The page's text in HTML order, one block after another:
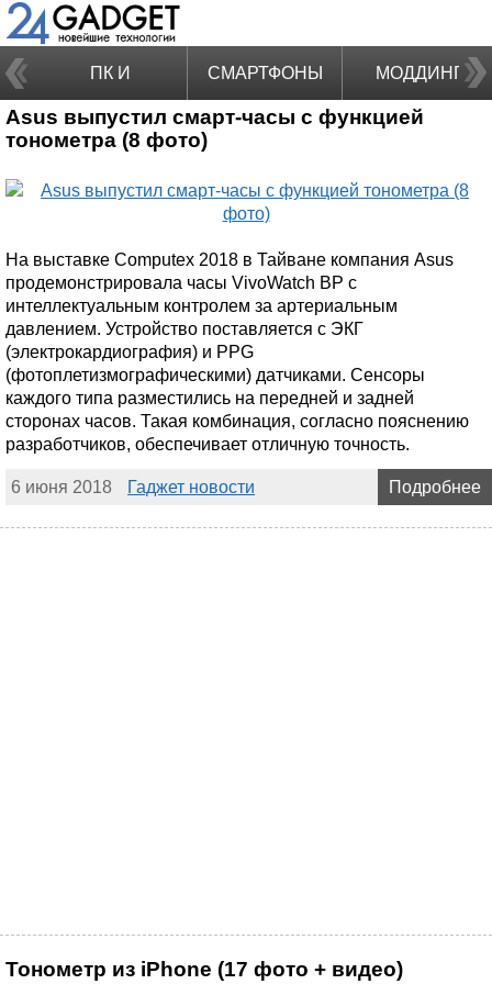
ПК И
НОУТБУКИ
СМАРТФОНЫ МОДДИНГ
Asus выпустил смарт-часы с функцией
тонометра (8 фото)
На выставке Computex 2018 в Тайване компания Asus
продемонстрировала часы VivoWatch BP с
интеллектуальным контролем за артериальным
давлением. Устройство поставляется с ЭКГ
(электрокардиография) и PPG
(фотоплетизмографическими) датчиками. Сенсоры
каждого типа разместились на передней и задней
сторонах часов. Такая комбинация, согласно пояснению
разработчиков, обеспечивает отличную точность.
6 июня 2018 Гаджет новости Подробнее
Тонометр из iPhone (17 фото + видео)